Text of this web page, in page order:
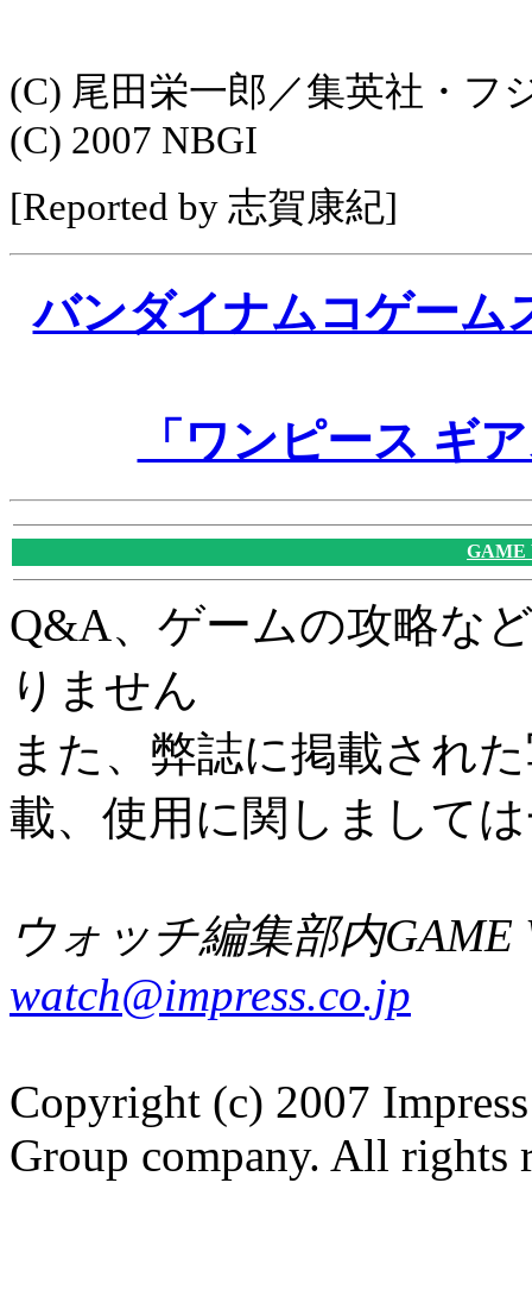
(C) 尾田栄一郎／集英社・フ
(C) 2007 NBGI
[Reported by 志賀康紀]
バンダイナムコゲーム
「ワンピース ギ
GAME
Q&A、ゲームの攻略な
りません
また、弊誌に掲載され
載、使用に関しまして
ウォッチ編集部内GAME
watch@impress.co.jp
Copyright (c) 2007
Group company. All rights